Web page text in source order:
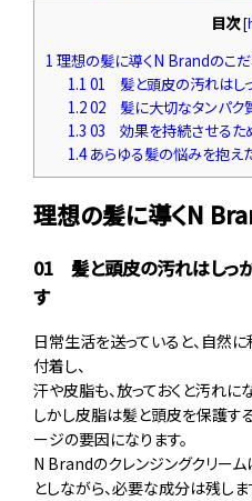
目次 [
1 理想の髪に導くN Brandのこだ
1.1 01 髪と頭皮の汚れはし
1.202 髪に大切なタンパク
1.3 03 効果を持続させるた
1.4あらゆる髪の悩みを抱え
理想の髪に導くN
01 髪と頭皮の汚れはしっ
す
日常生活を送っていると、自然
付着し、
汗や皮脂も、放っておくと汚れに
しかし皮脂は髪と頭皮を保護す
ージの要因になります。
N Brandのクレンジングクリー
としながら、必要な成分は残しま